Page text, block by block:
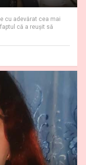
cu adevărat cea mai
că a reuşit să